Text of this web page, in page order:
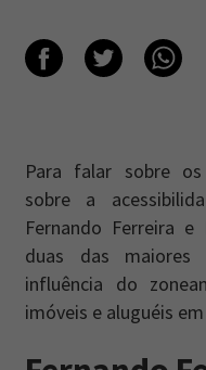
INSCREVER-SE
Para falar sobre
sobre a
Fernando Ferreira
duas das
influência do
imóveis e aluguéis